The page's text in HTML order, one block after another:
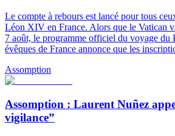
Le compte à rebours est lancé pour tous
Léon XIV en France. Alors que le Vatican
7 août, le programme officiel du voyage du
évêques de France annonce que les
Assomption
Assomption : Laurent Nuñez
vigilance”